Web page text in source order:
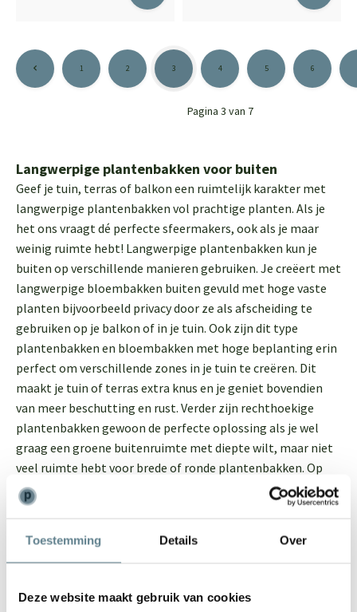
Toestemming Details Over
Deze website maakt gebruik van cookies
Pagina 3 van 7
1 2 3 4 5 6
Langwerpige plantenbakken voor buiten
Geef je tuin, terras of balkon een ruimtelijk karakter met
langwerpige plantenbakken vol prachtige planten. Als je
het ons vraagt dé perfecte sfeermakers, ook als je maar
weinig ruimte hebt! Langwerpige plantenbakken kun je
buiten op verschillende manieren gebruiken. Je creëert met
langwerpige bloembakken buiten gevuld met hoge vaste
planten bijvoorbeeld privacy door ze als afscheiding te
gebruiken op je balkon of in je tuin. Ook zijn dit type
plantenbakken en bloembakken met hoge beplanting erin
perfect om verschillende zones in je tuin te creëren. Dit
maakt je tuin of terras extra knus en je geniet bovendien
van meer beschutting en rust. Verder zijn rechthoekige
plantenbakken gewoon de perfecte oplossing als je wel
graag een groene buitenruimte met diepte wilt, maar niet
veel ruimte hebt voor brede of ronde plantenbakken. Op
welke manier maak jij je tuin, terras of balkon een stukje
groener?
Voordelen van kunststof en polyester
plantenbakken
langwerpige plantenbakken gemaakt van gerecycled